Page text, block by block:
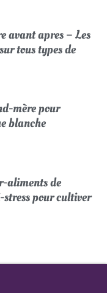
avant apres – Les
tous types de
mère pour
blanche
aliments de
pour cultiver